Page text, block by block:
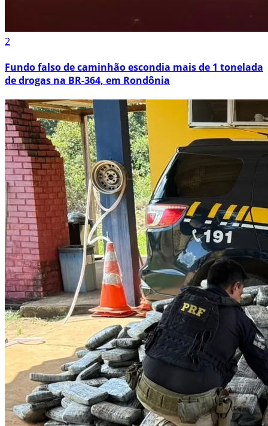
2
Fundo falso de caminhão escondia mais de 1 tonelada
de drogas na BR-364, em Rondônia